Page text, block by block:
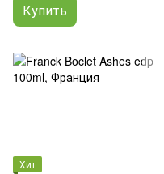
Купить
Хит